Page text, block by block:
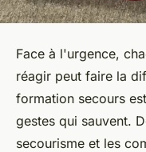
Face à l'urgence,
réagir peut faire la
formation secours
gestes qui sauvent.
secourisme et les